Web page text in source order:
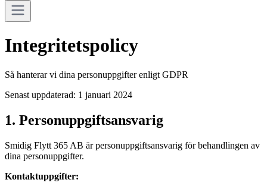
Integritetspolicy
Så hanterar vi dina personuppgifter enligt GDPR
Senast uppdaterad: 1 januari 2024
1. Personuppgiftsansvarig
Smidig Flytt 365 AB är personuppgiftsansvarig för behandlingen av
dina personuppgifter.
Kontaktuppgifter: